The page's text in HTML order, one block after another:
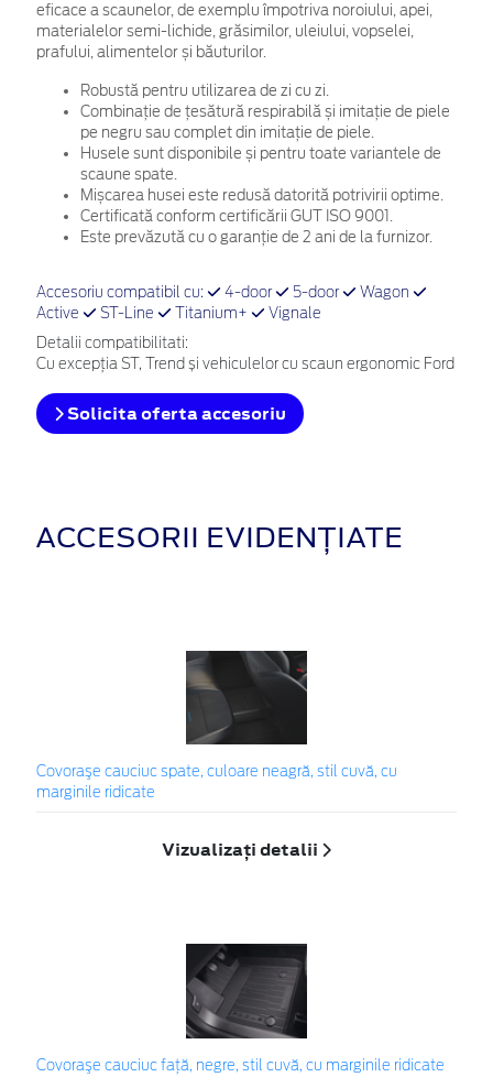
eficace a scaunelor, de exemplu împotriva noroiului, apei,
materialelor semi-lichide, grăsimilor, uleiului, vopselei,
prafului, alimentelor și băuturilor.
Robustă pentru utilizarea de zi cu zi.
Combinație de țesătură respirabilă și imitație de piele
pe negru sau complet din imitație de piele.
Husele sunt disponibile și pentru toate variantele de
scaune spate.
Mișcarea husei este redusă datorită potrivirii optime.
Certificată conform certificării GUT ISO 9001.
Este prevăzută cu o garanție de 2 ani de la furnizor.
Accesoriu compatibil cu: 4-door 5-door
Wagon
Active
ST-Line Titanium+ Vignale
Detalii compatibilitati:
Cu excepția ST, Trend și vehiculelor cu scaun ergonomic Ford
Solicita oferta accesoriu
ACCESORII EVIDENȚIATE
Covoraşe cauciuc spate, culoare neagră, stil cuvă, cu
marginile ridicate
Vizualizați detalii
Covoraşe cauciuc față, negre, stil cuvă, cu marginile ridicate